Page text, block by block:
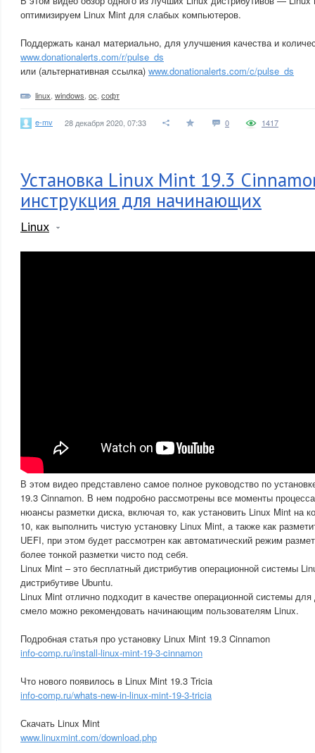
оптимизируем Linux Mint для слабых компьютеров.
Поддержать канал материально, для улучшения качества и
www.donationalerts.com/r/pulse_ds
или (альтернативная ссылка) www.donationalerts.com/c/pulse_ds
linux windows ос софт
e-mv 28 декабря 2020, 07:33 0 1417
Установка Linux Mint 19.3
инструкция для начинающих
Linux
В этом видео представлено самое полное руководство по
19.3 Cinnamon. В нем подробно рассмотрены все моменты
нюансы разметки диска, включая то, как установить Linux Mint на
10, как выполнить чистую установку Linux Mint, а также как
UEFI, при этом будет рассмотрен как автоматический режим
более тонкой разметки чисто под себя.
Linux Mint – это бесплатный дистрибутив операционной системы
дистрибутиве Ubuntu.
Linux Mint отлично подходит в качестве операционной системы
смело можно рекомендовать начинающим пользователям Linux.
Подробная статья про установку Linux Mint 19.3 Cinnamon
info-comp.ru/install-linux-mint-19-3-cinnamon
Что нового появилось в Linux Mint 19.3 Tricia
info-comp.ru/whats-new-in-linux-mint-19-3-tricia
Скачать Linux Mint
www.linuxmint.com/download.php